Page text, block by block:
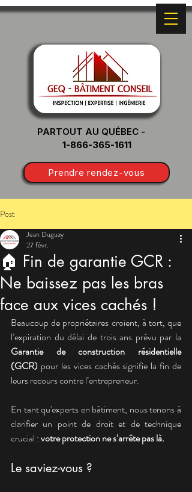
PARTOUT AU QUÉBEC -
1-866-365-1611
Prendre rendez-vous
Post
🏠 Fin de garantie GCR :
Ne baissez pas les bras
face aux vices cachés !
Jean Duguay
27 févr.
Beaucoup de propriétaires croient, à tort, que
Garantie de construction résidentielle
(GCR) pour les vices cachés signifie la fin de
leurs recours contre l’entrepreneur.
En tant qu'experts en bâtiment, nous tenons à
clarifier un point de droit et de technique
crucial : votre protection ne s’arrête pas là.
Le saviez-vous ?